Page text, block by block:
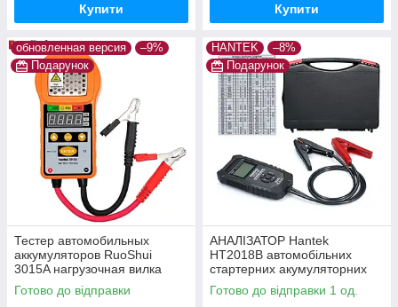
Купити Купити
обновленная версия
–9%
Подарунок
Тестер автомобильных
аккумуляторов RuoShui
3015A нагрузочная вилка
Готово до відправки
HANTEK
–8%
Подарунок
АНАЛІЗАТОР Hantek
HT2018B автомобільних
стартерних акумуляторних
батарей, тесторі АКБ
Готово до відправки 1 од.